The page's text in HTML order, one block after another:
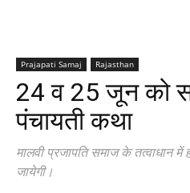
Prajapati Samaj Rajasthan
24 व 25 जून को
पंचायती कथा
मालवी प्रजापति समाज के तत्वाधान
जायेगी।